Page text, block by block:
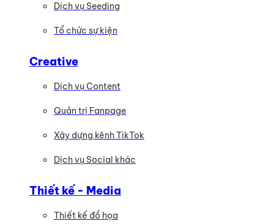
Dịch vụ Seeding
Tổ chức sự kiện
Creative
Dịch vụ Content
Quản trị Fanpage
Xây dựng kênh TikTok
Dịch vụ Social khác
Thiết kế - Media
Thiết kế đồ họa